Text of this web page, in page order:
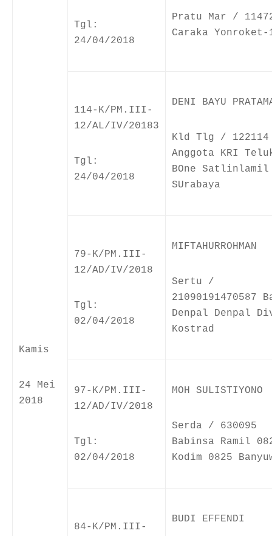
Kamis
24 Mei
2018
Tgl:
24/04/2018
Pratu Mar /
Caraka Yonroket-
114-K/PM.III-
12/AL/IV/20183
Tgl:
24/04/2018
DENI BAYU
Kld Tlg / 122114
Anggota KRI
BOne Satlinlamil
SUrabaya
79-K/PM.III-
12/AD/IV/2018
Tgl:
02/04/2018
MIFTAHURROHMAN
Sertu /
21090191470587
Denpal Denpal
Kostrad
97-K/PM.III-
12/AD/IV/2018
Tgl:
02/04/2018
MOH SULISTIYONO
Serda / 630095
Babinsa Ramil
Kodim 0825
84-K/PM.III-
BUDI EFFENDI